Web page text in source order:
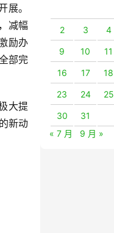
。
减幅
励办
部完
大提
新动
2 3 4
9 10 11
16 17 18
23 24 25
30
31
« 7 月
9 月 »